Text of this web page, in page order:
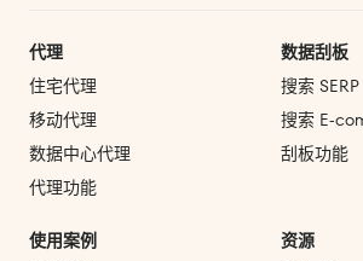
代理
住宅代理
移动代理
数据中心代理
代理功能
数据刮板
搜索 SERP
搜索
刮板功能
使用案例
资源